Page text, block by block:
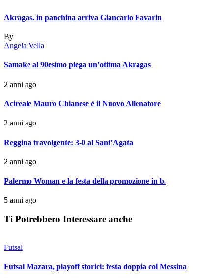
Akragas. in panchina arriva Giancarlo Favarin
By
Angela Vella
Samake al 90esimo piega un’ottima Akragas
2 anni ago
Acireale Mauro Chianese è il Nuovo Allenatore
2 anni ago
Reggina travolgente: 3-0 al Sant’Agata
2 anni ago
Palermo Woman e la festa della promozione in b.
5 anni ago
Ti Potrebbero Interessare anche
Futsal
Futsal Mazara, playoff storici: festa doppia col Messina